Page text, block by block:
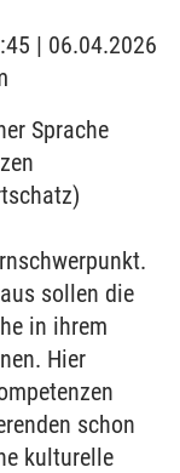
| 06.04.2026
Sprache
sollen die
in ihrem
Hier
schon
kulturelle